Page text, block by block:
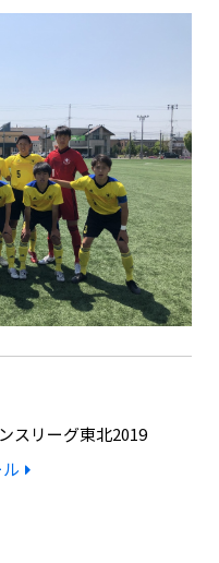
スリーグ東北2019